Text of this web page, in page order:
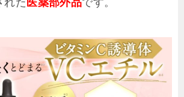
れた 医薬部外品です。